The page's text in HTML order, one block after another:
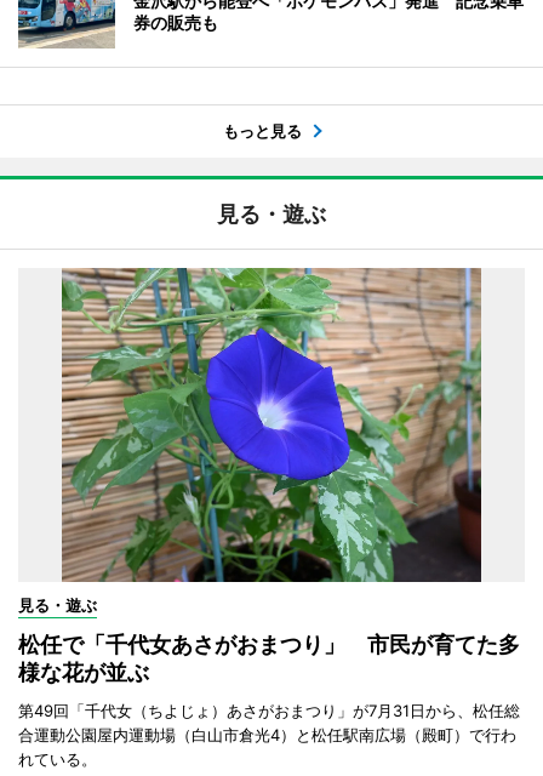
券の販売も
もっと見る
見る・遊ぶ
見る・遊ぶ
松任で「千代女あさがおまつり」 市民が育てた多
様な花が並ぶ
第49回「千代女（ちよじょ）あさがおまつり」が7月31日から、松任総
合運動公園屋内運動場（白山市倉光4）と松任駅南広場（殿町）で行わ
れている。